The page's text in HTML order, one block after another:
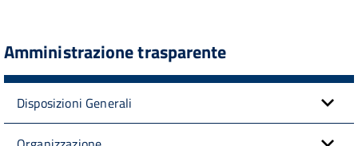
Amministrazione trasparente
Disposizioni Generali